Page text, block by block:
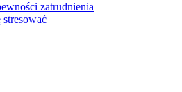
zatrudnienia